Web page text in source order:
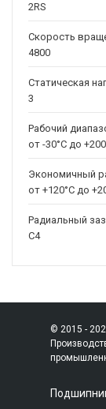
2RS
Скорость
4800
Статическая
3
Рабочий
от -30°C до
Экономичный
от +120°C до
Радиальный
C4
© 2015 -